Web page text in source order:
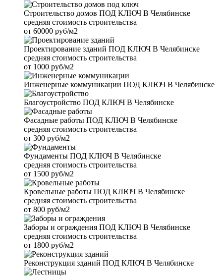
Строительство домов ПОД КЛЮЧ В Челябинске
средняя стоимость строительства
от 60000 руб/м2
Проектирование зданий ПОД КЛЮЧ В Челябинске
средняя стоимость строительства
от 1000 руб/м2
Инженерные коммуникации ПОД КЛЮЧ В Челябинске
Благоустройство ПОД КЛЮЧ В Челябинске
Фасадные работы ПОД КЛЮЧ В Челябинске
средняя стоимость строительства
от 300 руб/м2
Фундаменты ПОД КЛЮЧ В Челябинске
средняя стоимость строительства
от 1500 руб/м2
Кровельные работы ПОД КЛЮЧ В Челябинске
средняя стоимость строительства
от 800 руб/м2
Заборы и ограждения ПОД КЛЮЧ В Челябинске
средняя стоимость строительства
от 1800 руб/м2
Реконструкция зданий ПОД КЛЮЧ В Челябинске